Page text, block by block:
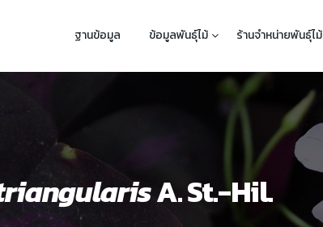
ฐานข้อมูล ข้อมูลพันธุ์ไม้ ร้านจำหน่ายพันธุ์ไม้
A. St.-Hil.